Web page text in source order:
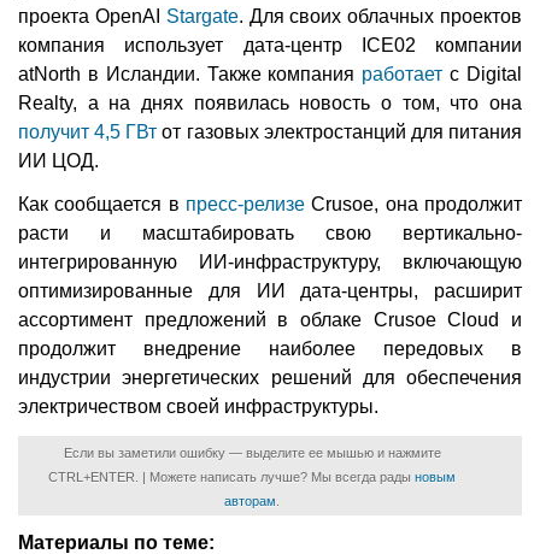
проекта OpenAI Stargate. Для своих облачных проектов
компания использует дата-центр ICE02 компании
atNorth в Исландии. Также компания работает с Digital
Realty, а на днях появилась новость о том, что она
получит 4,5 ГВт от газовых электростанций для питания
ИИ ЦОД.
Как сообщается в пресс-релизе Crusoe, она продолжит
расти и масштабировать свою вертикально-
интегрированную ИИ-инфраструктуру, включающую
оптимизированные для ИИ дата-центры, расширит
ассортимент предложений в облаке Crusoe Cloud и
продолжит внедрение наиболее передовых в
индустрии энергетических решений для обеспечения
электричеством своей инфраструктуры.
Если вы заметили ошибку — выделите ее мышью и нажмите
CTRL+ENTER. | Можете написать лучше? Мы всегда рады новым
авторам
Материалы по теме: